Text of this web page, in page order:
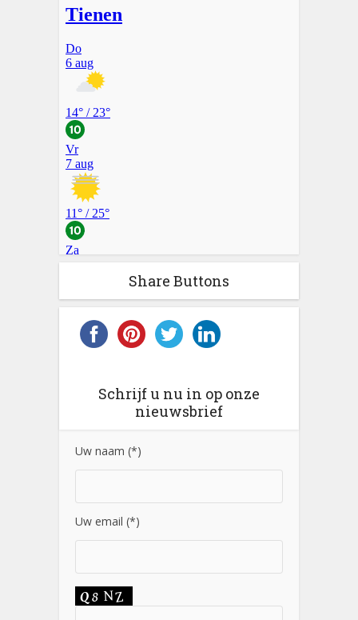
Share Buttons
Schrijf u nu in op onze
nieuwsbrief
Uw naam (*)
Uw email (*)